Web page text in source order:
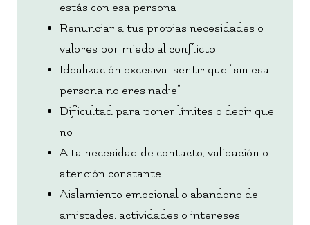
estás con esa persona
Renunciar a tus propias necesidades o
valores por miedo al conflicto
Idealización excesiva: sentir que “sin esa
persona no eres nadie”
Dificultad para poner límites o decir que
no
Alta necesidad de contacto, validación o
atención constante
Aislamiento emocional o abandono de
amistades, actividades o intereses